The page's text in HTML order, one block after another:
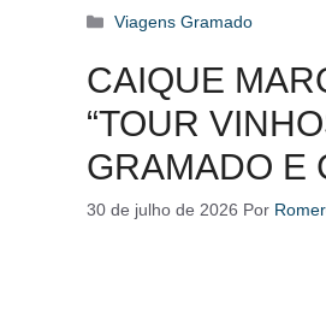
Categorias
Viagens Gramado
CAIQUE
“TOUR
GRAMADO E
30 de julho de 2026 Por